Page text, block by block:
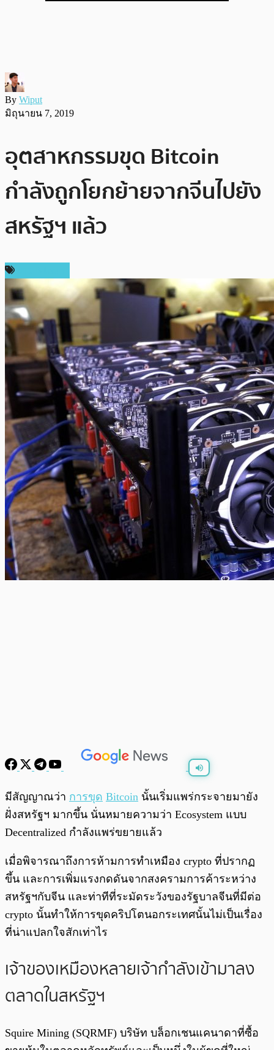
By Wiput
มิถุนายน 7, 2019
อุตสาหกรรมขุด Bitcoin
กำลังถูกโยกย้ายจากจีนไปยัง
สหรัฐฯ แล้ว
พร้อมเล่น
มีสัญญาณว่า การขุด Bitcoin นั้นเริ่มแพร่กระจายมายัง
ฝั่งสหรัฐฯ มากขึ้น นั่นหมายความว่า Ecosystem แบบ
Decentralized กำลังแพร่ขยายแล้ว
เมื่อพิจารณาถึงการห้ามการทำเหมือง crypto ที่ปรากฏ
ขึ้น และการเพิ่มแรงกดดันจากสงครามการค้าระหว่าง
สหรัฐฯกับจีน และท่าทีที่ระมัดระวังของรัฐบาลจีนที่มีต่อ
crypto นั้นทำให้การขุดคริปโตนอกระเทศนั้นไม่เป็นเรื่อง
ที่น่าแปลกใจสักเท่าไร
เจ้าของเหมืองหลายเจ้ากำลังเข้ามาลง
ตลาดในสหรัฐฯ
Squire Mining (SQRMF) บริษัท บล็อกเชนแคนาดาที่ซื้อ